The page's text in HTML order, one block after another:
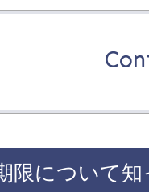
限について